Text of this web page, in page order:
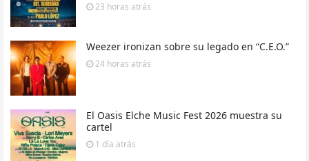
23 horas atrás
Weezer ironizan sobre su legado en “C.E.O.”
24 horas atrás
El Oasis Elche Music Fest 2026 muestra su
cartel
1 día atrás